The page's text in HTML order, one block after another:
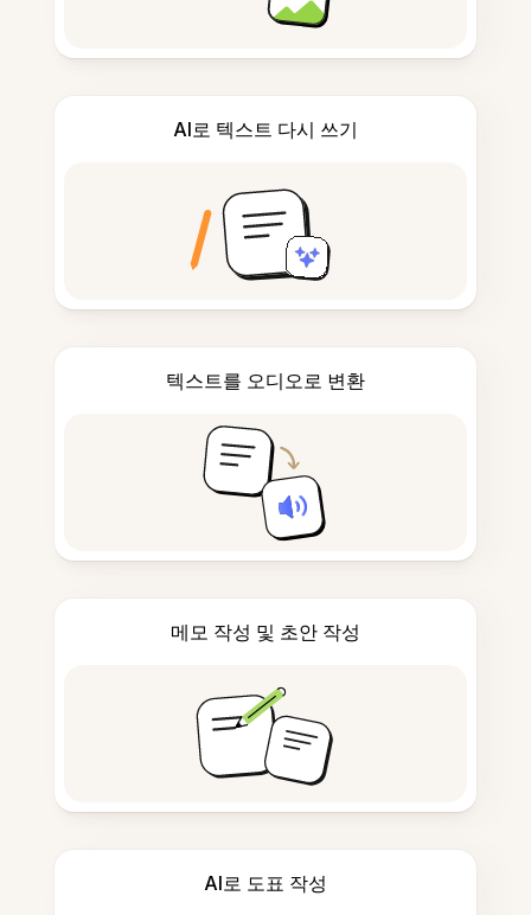
AI로 텍스트 다시 쓰기
텍스트를 오디오로 변환
메모 작성 및 초안 작성
AI로 도표 작성